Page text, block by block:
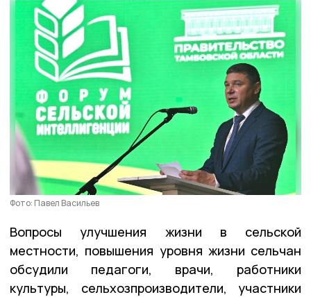
Фото: Павел Васильев
Вопросы улучшения жизни в сельской
местности, повышения уровня жизни сельчан
обсудили педагоги, врачи, работники
культуры, сельхозпроизводители, участники